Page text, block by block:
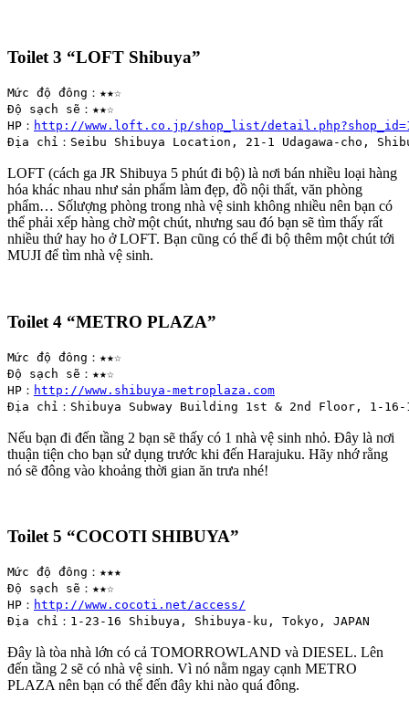
Toilet 3 “LOFT Shibuya”
Mức độ đông：★★☆
Độ sạch sẽ：★★☆
HP： http://www.loft.co.jp/shop_list/
Địa chỉ：Seibu Shibuya Location, 21-1 Udagawa-cho,
LOFT (cách ga JR Shibuya 5 phút đi bộ) là nơi bán nhiều loại hàng
hóa khác nhau như sản phẩm làm đẹp, đồ nội thất, văn phòng
phẩm… Sốlượng phòng trong nhà vệ sinh không nhiều nên bạn có
thể phải xếp hàng chờ một chút, nhưng sau đó bạn sẽ tìm thấy rất
nhiều thứ hay ho ở LOFT. Bạn cũng có thể đi bộ thêm một chút tới
MUJI để tìm nhà vệ sinh.
Toilet 4 “METRO PLAZA”
Mức độ đông：★★☆
Độ sạch sẽ：★★☆
HP： http://www.shibuya-metroplaza.com
Địa chỉ：Shibuya Subway Building 1st & 2nd Floor, 1-16-
Nếu bạn đi đến tầng 2 bạn sẽ thấy có 1 nhà vệ sinh nhỏ. Đây là nơi
thuận tiện cho bạn sử dụng trước khi đến Harajuku. Hãy nhớ rằng
nó sẽ đông vào khoảng thời gian ăn trưa nhé!
Toilet 5 “COCOTI SHIBUYA”
Mức độ đông：★★★
Độ sạch sẽ：★★☆
HP： http://www.cocoti.net/access/
Địa chỉ：1-23-16 Shibuya, Shibuya-ku, Tokyo, JAPAN
Đây là tòa nhà lớn có cả TOMORROWLAND và DIESEL. Lên
đến tầng 2 sẽ có nhà vệ sinh. Vì nó nằm ngay cạnh METRO
PLAZA nên bạn có thể đến đây khi nào quá đông.